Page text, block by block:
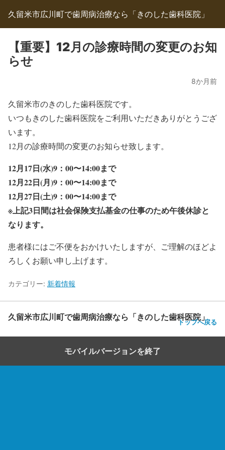
久留米市広川町で歯周病治療なら「きのした歯科医院」
【重要】12月の診療時間の変更のお知
らせ
8か月前
久留米市のきのした歯科医院です。
いつもきのした歯科医院をご利用いただきありがとうござ
います。
12月の診療時間の変更のお知らせ致します。
12月17日(水)9：00〜14:00まで
12月22日(月)9：00〜14:00まで
12月27日(土)9：00〜14:00まで
※上記3日間は社会保険支払基金の仕事のため午後休診と
なります。
患者様にはご不便をおかけいたしますが、ご理解のほどよ
ろしくお願い申し上げます。
カテゴリー: 新着情報
久留米市広川町で歯周病治療なら「きのした歯科医院」
トップへ戻る
モバイルバージョンを終了